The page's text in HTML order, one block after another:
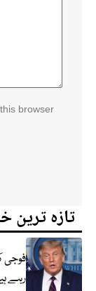
browser
تازہ ترین
فوجی
رہے